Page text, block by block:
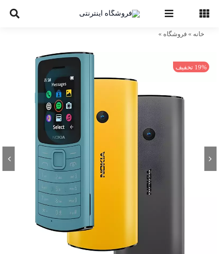
content
خانه » فروشگاه »
19% تخفیف